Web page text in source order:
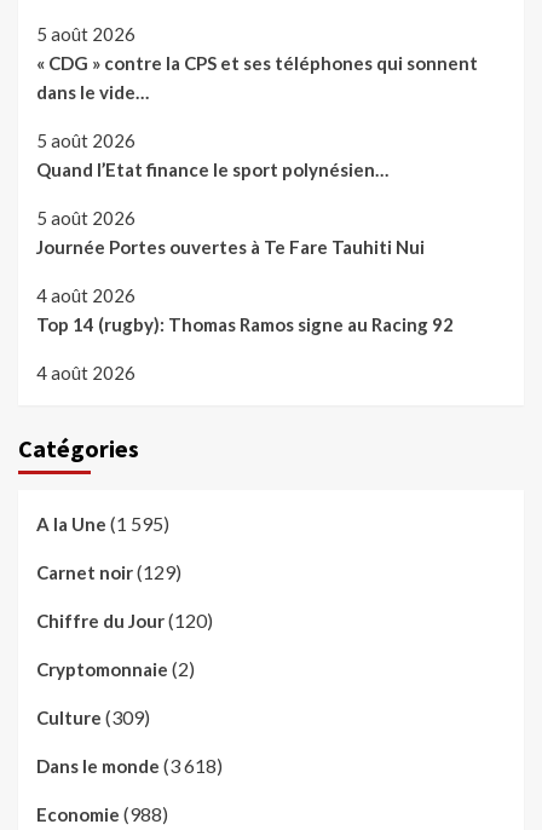
5 août 2026
« CDG » contre la CPS et ses téléphones qui sonnent
dans le vide…
5 août 2026
Quand l’Etat finance le sport polynésien…
5 août 2026
Journée Portes ouvertes à Te Fare Tauhiti Nui
4 août 2026
Top 14 (rugby): Thomas Ramos signe au Racing 92
4 août 2026
Catégories
A la Une (1 595)
Carnet noir(129)
Chiffre du Jour(120)
Cryptomonnaie (2)
Culture (309)
Dans le monde (3 618)
Economie (988)